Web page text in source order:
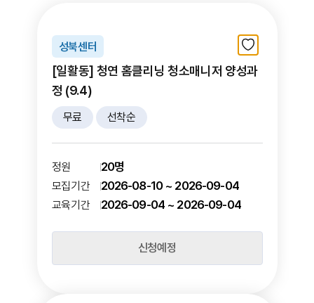
성북센터
[일활동] 청연 홈클리닝 청소매니저 양성과
정 (9.4)
무료 선착순
정원 20명
모집기간 2026-08-10 ~ 2026-09-04
교육기간 2026-09-04 ~ 2026-09-04
신청예정